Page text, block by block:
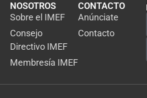
NOSOTROS
Sobre el IMEF
Consejo
Directivo IMEF
Membresía IMEF
CONTACTO
Anúnciate
Contacto